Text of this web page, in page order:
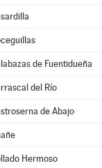
de Fuentidueña
del Río
de Abajo
Hermoso